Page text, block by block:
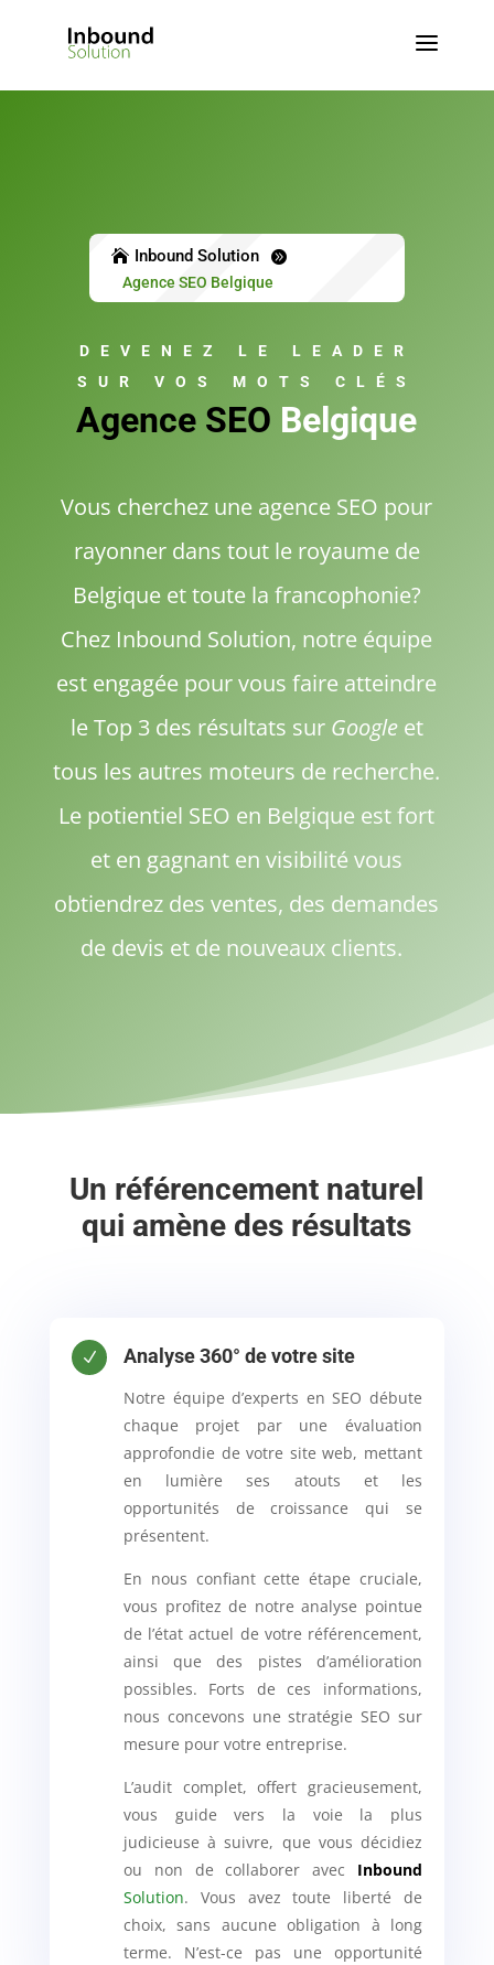
a
 Inbound Solution 
Agence SEO Belgique
DEVENEZ LE LEADER
SUR VOS MOTS CLÉS
Agence SEO Belgique
Vous cherchez une agence SEO pour
rayonner dans tout le royaume de
Belgique et toute la francophonie?
Chez Inbound Solution, notre équipe
est engagée pour vous faire atteindre
le Top 3 des résultats sur Googleet
tous les autres moteurs de recherche.
Le potientiel SEO en Belgique est fort
et en gagnant en visibilité vous
obtiendrez des ventes, des demandes
de devis et de nouveaux clients.
Un référencement naturel
qui amène des résultats
N Analyse 360° de votre site
Notre équipe d’experts en SEO débute
chaque projet par une évaluation
approfondie de votre site web, mettant
en lumière ses atouts et les
opportunités de croissance qui se
présentent.
En nous confiant cette étape cruciale,
vous profitez de notre analyse pointue
de l’état actuel de votre référencement,
ainsi que des pistes d’amélioration
possibles. Forts de ces informations,
nous concevons une stratégie SEO sur
mesure pour votre entreprise.
L’audit complet, offert gracieusement,
vous guide vers la voie la plus
judicieuse à suivre, que vous décidiez
ou non de collaborer avec Inbound
Solution. Vous avez toute liberté de
choix, sans aucune obligation à long
terme. N’est-ce pas une opportunité